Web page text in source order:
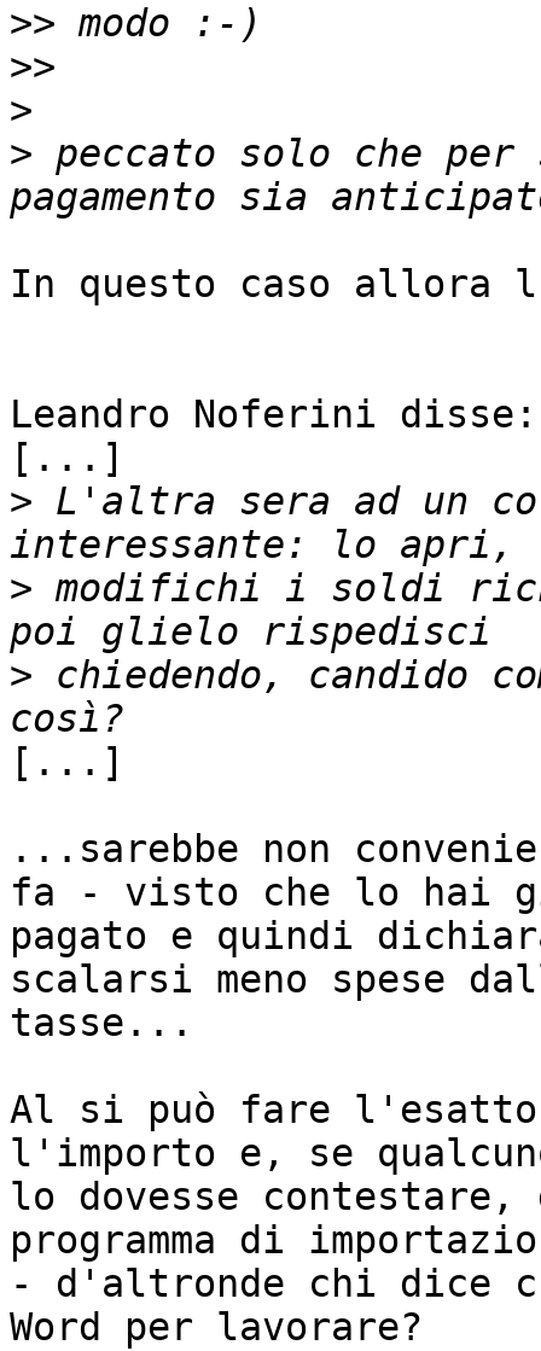
>>
>>
>
> peccato solo che
In questo caso allora
Leandro Noferini disse:
[...]
> L'altra sera ad un
> modifichi i soldi
> chiedendo, candido
[...]
...sarebbe non
fa - visto che lo hai
pagato e quindi
scalarsi meno spese
tasse...
Al si può fare l'esatto
l'importo e, se
lo dovesse
programma di
- d'altronde chi dice
Word per lavorare?